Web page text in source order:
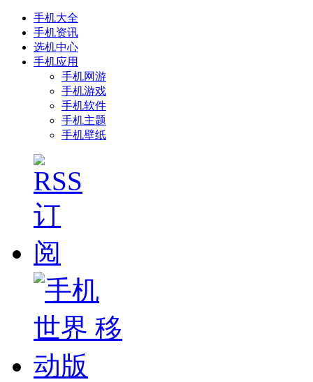
手机大全
手机资讯
选机中心
手机应用
手机网游
手机游戏
手机软件
手机主题
手机壁纸